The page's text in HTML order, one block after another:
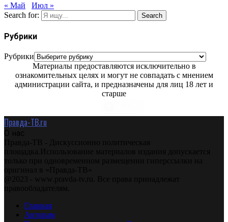
« Май
Июл »
Search for:
Search
Рубрики
Рубрики
Материалы предоставляются исключительно в
ознакомительных целях и могут не совпадать с мнением
администрации сайта, и предназначены для лиц 18 лет и
старше
Правда-ТВ.ru
О нас
Правда-ТВ - Дискуссионно политическая
площадка.Использование материалов издания допускается
только при одновременном размещении гиперссылки на
оригинал в «Правда-ТВ»
@2023 - www.pravda-tv.ru. Все права принадлежат
правообладателям.
Главная
Авторам